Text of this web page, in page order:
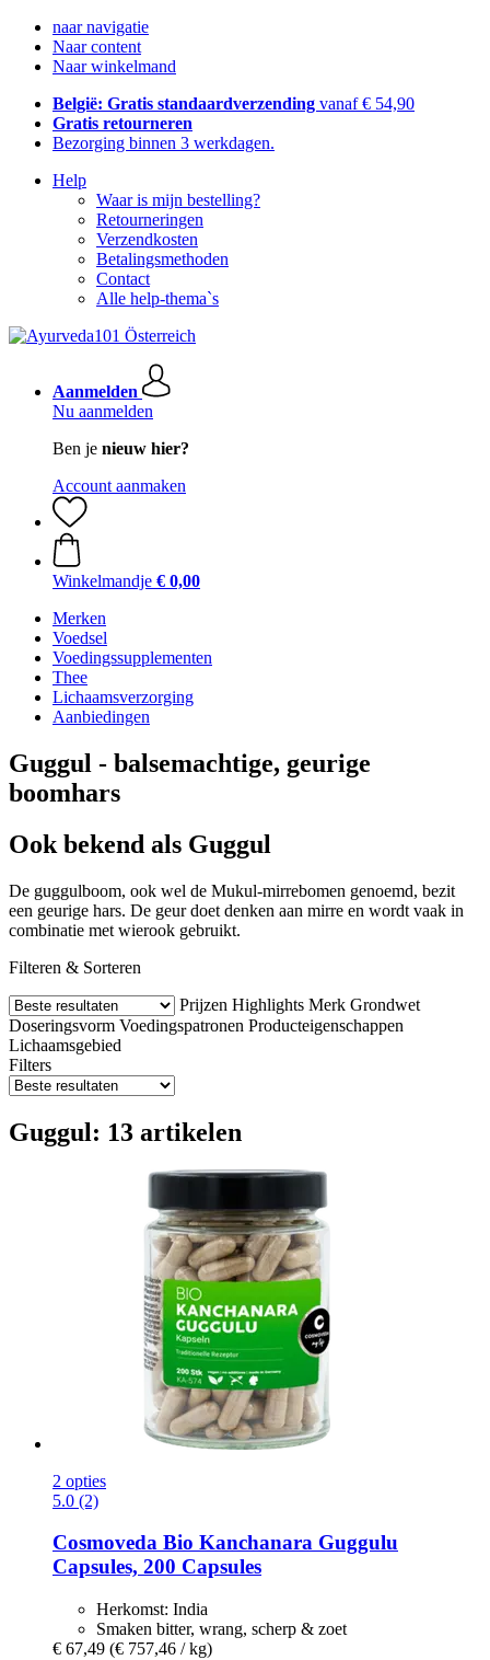
naar navigatie
Naar content
Naar winkelmand
België: Gratis standaardverzending vanaf € 54,90
Gratis retourneren
Bezorging binnen 3 werkdagen.
Help
Waar is mijn bestelling?
Retourneringen
Verzendkosten
Betalingsmethoden
Contact
Alle help-thema`s
Aanmelden
Nu aanmelden
Ben je nieuw hier?
Account aanmaken
Winkelmandje € 0,00
Merken
Voedsel
Voedingssupplementen
Thee
Lichaamsverzorging
Aanbiedingen
Guggul - balsemachtige, geurige
boomhars
Ook bekend als Guggul
De guggulboom, ook wel de Mukul-mirrebomen genoemd, bezit
een geurige hars. De geur doet denken aan mirre en wordt vaak in
combinatie met wierook gebruikt.
Filteren & Sorteren
Prijzen Highlights Merk Grondwet
Doseringsvorm Voedingspatronen Producteigenschappen
Lichaamsgebied
Filters
Guggul: 13 artikelen
2 opties
5.0 (2)
Cosmoveda Bio Kanchanara Guggulu
Capsules, 200 Capsules
Herkomst: India
Smaken bitter, wrang, scherp & zoet
€ 67,49 (€ 757,46 / kg)